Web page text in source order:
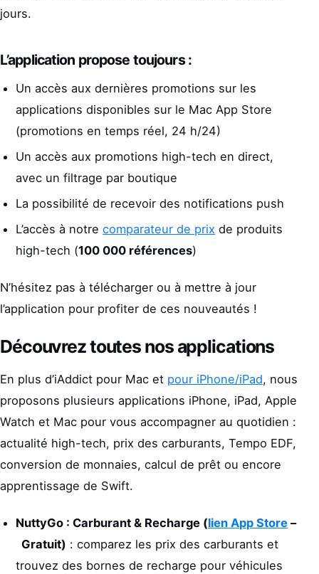
jours.
L’application propose toujours :
Un accès aux dernières promotions sur les
applications disponibles sur le Mac App Store
(promotions en temps réel, 24 h/24)
Un accès aux promotions high-tech en direct,
avec un filtrage par boutique
La possibilité de recevoir des notifications push
L’accès à notrecomparateur de prix de produits
high-tech (100 000 références)
N’hésitez pas à télécharger ou à mettre à jour
l’application pour profiter de ces nouveautés !
Découvrez toutes nos applications
En plus d’iAddict pour Mac et pour iPhone/iPad, nous
proposons plusieurs applications iPhone, iPad, Apple
Watch et Mac pour vous accompagner au quotidien :
actualité high-tech, prix des carburants, Tempo EDF,
conversion de monnaies, calcul de prêt ou encore
apprentissage de Swift.
NuttyGo : Carburant & Recharge (lien App Store –
Gratuit) : comparez les prix des carburants et
trouvez des bornes de recharge pour véhicules